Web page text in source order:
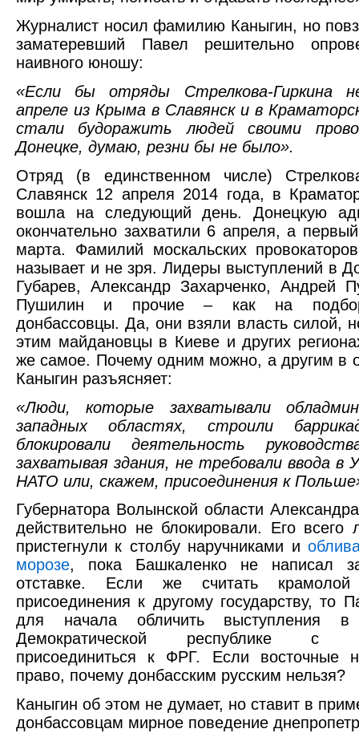
Журналист носил фамилию Каныгин, но
заматеревший Павел решительно
наивного юношу:
«Если бы отряды Стрелкова-Гиркина
апреле из Крыма в Славянск и в
стали будоражить людей своими
Донецке, думаю, резни бы не было».
Отряд (в единственном числе)
Славянск 12 апреля 2014 года, в
вошла на следующий день. Донецкую
окончательно захватили 6 апреля, а
марта. Фамилий москальских
называет и не зря. Лидеры выступлений в
Губарев, Александр Захарченко, Андрей
Пушилин и прочие – как на
донбассовцы. Да, они взяли власть силой,
этим майдановцы в Киеве и других
же самое. Почему одним можно, а другим в
Каныгин разъясняет:
«Люди, которые захватывали
западных областях, строили
блокировали деятельность
захватывая здания, не требовали ввода в
НАТО или, скажем, присоединения к
Губернатора Волынской области
действительно не блокировали. Его всего
пристегнули к столбу наручниками и
морозе, пока Башкаленко не написал
отставке. Если же считать крамолой
присоединения к другому государству, то
для начала обличить выступления в
Демократической республике с
присоединиться к ФРГ. Если восточные
право, почему донбасским русским нельзя?
Каныгин об этом не думает, но ставит в
донбассовцам мирное поведение